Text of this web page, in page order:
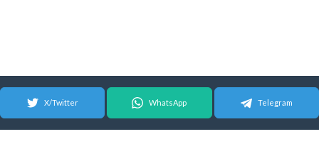
X/Twitter WhatsApp Telegram